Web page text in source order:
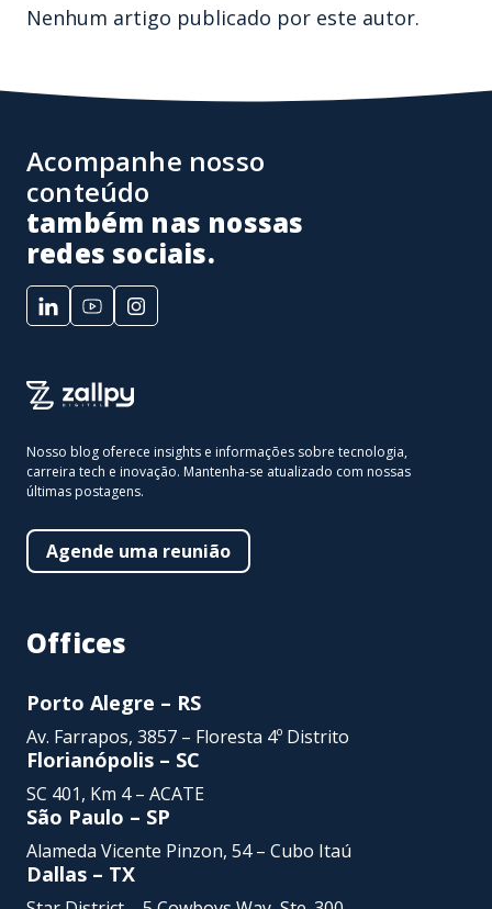
Nenhum artigo publicado por este autor.
Acompanhe nosso
conteúdo
também nas nossas
redes sociais.
Nosso blog oferece insights e informações sobre tecnologia,
carreira tech e inovação. Mantenha-se atualizado com nossas
últimas postagens.
Agende uma reunião
Offices
Porto Alegre – RS
Av. Farrapos, 3857 – Floresta 4º Distrito
Florianópolis – SC
SC 401, Km 4 – ACATE
São Paulo – SP
Alameda Vicente Pinzon, 54 – Cubo Itaú
Dallas – TX